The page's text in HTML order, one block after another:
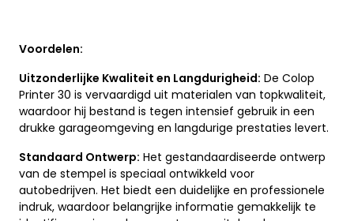
Voordelen:
Uitzonderlijke Kwaliteit en Langdurigheid: De Colop
Printer 30 is vervaardigd uit materialen van topkwaliteit,
waardoor hij bestand is tegen intensief gebruik in een
drukke garageomgeving en langdurige prestaties levert.
Standaard Ontwerp: Het gestandaardiseerde ontwerp
van de stempel is speciaal ontwikkeld voor
autobedrijven. Het biedt een duidelijke en professionele
indruk, waardoor belangrijke informatie gemakkelijk te